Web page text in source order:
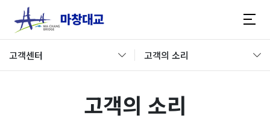
고객센터 고객의 소리
고객의 소리